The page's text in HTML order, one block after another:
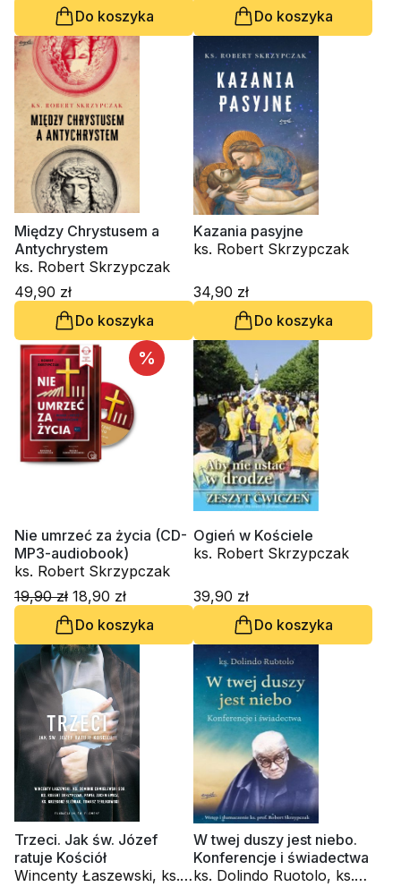
Do koszyka
Do koszyka
Między Chrystusem a
Antychrystem
ks. Robert Skrzypczak
49,90 zł
Do koszyka
Kazania pasyjne
ks. Robert Skrzypczak
34,90 zł
Do koszyka
%
Nie umrzeć za życia (CD-
MP3-audiobook)
ks. Robert Skrzypczak
19,90 zł 18,90 zł
Do koszyka
Ogień w Kościele
ks. Robert Skrzypczak
39,90 zł
Do koszyka
Trzeci. Jak św. Józef
ratuje Kościół
Wincenty Łaszewski, ks.
W twej duszy jest niebo.
Konferencje i świadectwa
ks. Dolindo Ruotolo, ks.